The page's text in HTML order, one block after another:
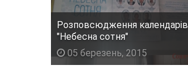
Розповсюдження календарів
"Небесна сотня"
05 березень, 2015